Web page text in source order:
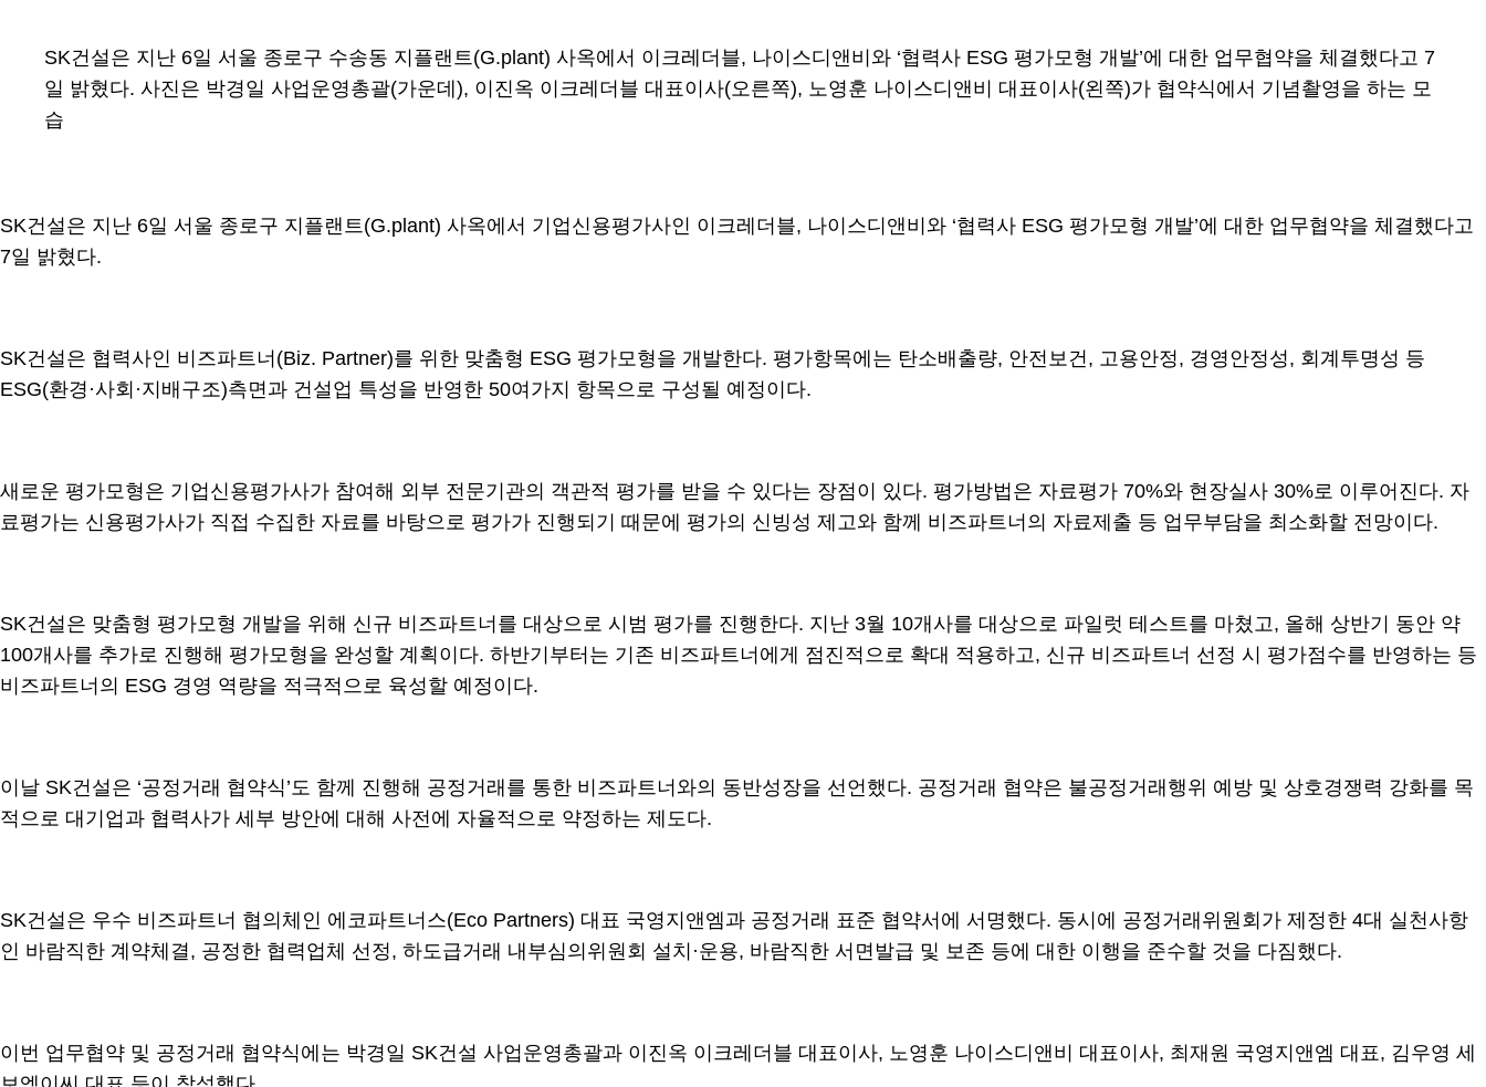
SK건설은 지난 6일 서울 종로구 수송동 지플랜트(G.plant) 사옥에서 이크레더블, 나이스디앤비와 ‘협력사 ESG 평가모형 개발’에 대한 업무협약을 체결했다고 7
일 밝혔다. 사진은 박경일 사업운영총괄(가운데), 이진옥 이크레더블 대표이사(오른쪽), 노영훈 나이스디앤비 대표이사(왼쪽)가 협약식에서 기념촬영을 하는 모
습
SK건설은 지난 6일 서울 종로구 지플랜트(G.plant) 사옥에서 기업신용평가사인 이크레더블, 나이스디앤비와 ‘협력사 ESG 평가모형 개발’에 대한 업무협약을 체결했다고
7일 밝혔다.
SK건설은 협력사인 비즈파트너(Biz. Partner)를 위한 맞춤형 ESG 평가모형을 개발한다. 평가항목에는 탄소배출량, 안전보건, 고용안정, 경영안정성, 회계투명성 등
ESG(환경·사회·지배구조)측면과 건설업 특성을 반영한 50여가지 항목으로 구성될 예정이다.
새로운 평가모형은 기업신용평가사가 참여해 외부 전문기관의 객관적 평가를 받을 수 있다는 장점이 있다. 평가방법은 자료평가 70%와 현장실사 30%로 이루어진다. 자
료평가는 신용평가사가 직접 수집한 자료를 바탕으로 평가가 진행되기 때문에 평가의 신빙성 제고와 함께 비즈파트너의 자료제출 등 업무부담을 최소화할 전망이다.
SK건설은 맞춤형 평가모형 개발을 위해 신규 비즈파트너를 대상으로 시범 평가를 진행한다. 지난 3월 10개사를 대상으로 파일럿 테스트를 마쳤고, 올해 상반기 동안 약
100개사를 추가로 진행해 평가모형을 완성할 계획이다. 하반기부터는 기존 비즈파트너에게 점진적으로 확대 적용하고, 신규 비즈파트너 선정 시 평가점수를 반영하는 등
비즈파트너의 ESG 경영 역량을 적극적으로 육성할 예정이다.
이날 SK건설은 ‘공정거래 협약식’도 함께 진행해 공정거래를 통한 비즈파트너와의 동반성장을 선언했다. 공정거래 협약은 불공정거래행위 예방 및 상호경쟁력 강화를 목
적으로 대기업과 협력사가 세부 방안에 대해 사전에 자율적으로 약정하는 제도다.
SK건설은 우수 비즈파트너 협의체인 에코파트너스(Eco Partners) 대표 국영지앤엠과 공정거래 표준 협약서에 서명했다. 동시에 공정거래위원회가 제정한 4대 실천사항
인 바람직한 계약체결, 공정한 협력업체 선정, 하도급거래 내부심의위원회 설치·운용, 바람직한 서면발급 및 보존 등에 대한 이행을 준수할 것을 다짐했다.
이번 업무협약 및 공정거래 협약식에는 박경일 SK건설 사업운영총괄과 이진옥 이크레더블 대표이사, 노영훈 나이스디앤비 대표이사, 최재원 국영지앤엠 대표, 김우영 세